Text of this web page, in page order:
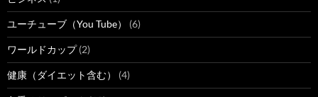
ユーチューブ（You Tube） (6)
ワールドカップ(2)
健康（ダイエット含む） (4)